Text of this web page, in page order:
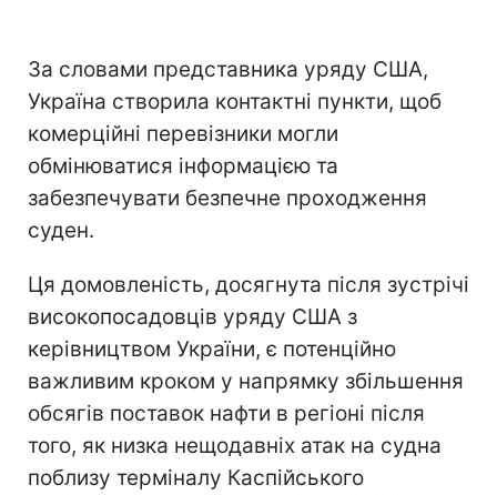
За словами представника уряду США,
Україна створила контактні пункти, щоб
комерційні перевізники могли
обмінюватися інформацією та
забезпечувати безпечне проходження
суден.
Ця домовленість, досягнута після зустрічі
високопосадовців уряду США з
керівництвом України, є потенційно
важливим кроком у напрямку збільшення
обсягів поставок нафти в регіоні після
того, як низка нещодавніх атак на судна
поблизу терміналу Каспійського